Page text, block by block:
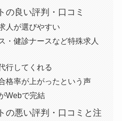
の良い評判・口コミ
人が選びやすい
・健診ナースなど特殊求人
行してくれる
格率が上がったという声
Webで完結
の悪い評判・口コミと注